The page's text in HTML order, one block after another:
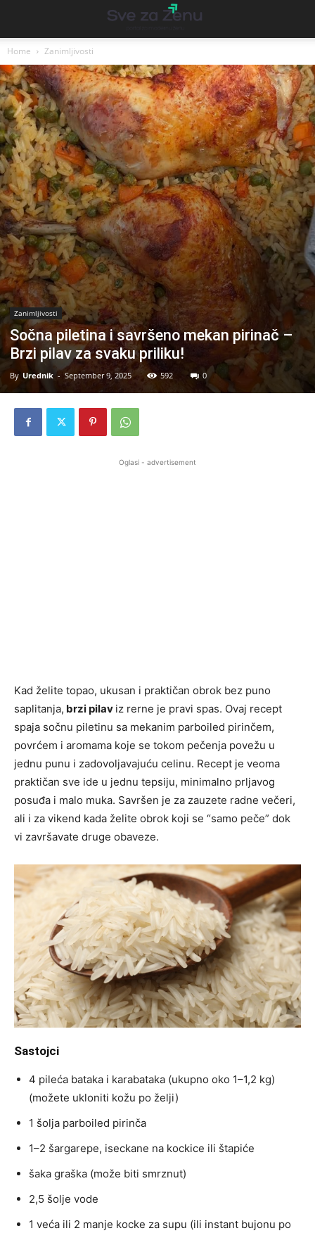
Home Zanimljivosti
Zanimljivosti
Sočna piletina i savršeno mekan pirinač –
Brzi pilav za svaku priliku!
By Urednik - September 9, 2025 592 0
Oglasi - advertisement
Kad želite topao, ukusan i praktičan obrok bez puno
saplitanja, brzi pilav iz rerne je pravi spas. Ovaj recept
spaja sočnu piletinu sa mekanim parboiled pirinčem,
povrćem i aromama koje se tokom pečenja povežu u
jednu punu i zadovoljavajuću celinu. Recept je veoma
praktičan sve ide u jednu tepsiju, minimalno prljavog
posuđa i malo muka. Savršen je za zauzete radne večeri,
ali i za vikend kada želite obrok koji se “samo peče” dok
vi završavate druge obaveze.
Sastojci
4 pileća bataka i karabataka (ukupno oko 1–1,2 kg)
(možete ukloniti kožu po želji)
1 šolja parboiled pirinča
1–2 šargarepe, iseckane na kockice ili štapiće
šaka graška (može biti smrznut)
2,5 šolje vode
1 veća ili 2 manje kocke za supu (ili instant bujonu po